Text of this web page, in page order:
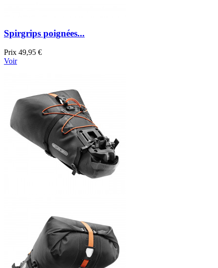
Spirgrips poignées...
Prix 49,95 €
Voir